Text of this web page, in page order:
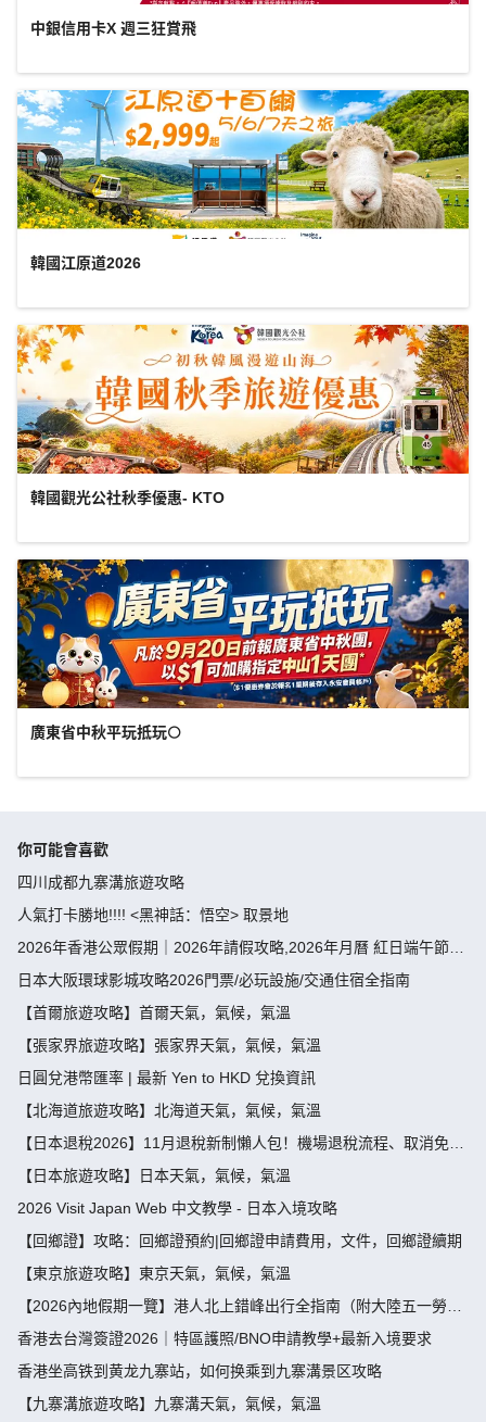
中銀信用卡X 週三狂賞飛
韓國江原道2026
韓國觀光公社秋季優惠- KTO
廣東省中秋平玩抵玩🌕
你可能會喜歡
四川成都九寨溝旅遊攻略
人氣打卡勝地!!!! <黑神話：悟空> 取景地
2026年香港公眾假期｜2026年請假攻略,2026年月曆 紅日端午節請
假攻略請4放9-public holiday 2026
日本大阪環球影城攻略2026門票/必玩設施/交通住宿全指南
【首爾旅遊攻略】首爾天氣，氣候，氣溫
【張家界旅遊攻略】張家界天氣，氣候，氣溫
日圓兌港幣匯率 | 最新 Yen to HKD 兌換資訊
【北海道旅遊攻略】北海道天氣，氣候，氣溫
【日本退稅2026】11月退稅新制懶人包！機場退稅流程、取消免稅
袋及限額全攻略 - 永安旅遊
【日本旅遊攻略】日本天氣，氣候，氣溫
2026 Visit Japan Web 中文教學 - 日本入境攻略
【回鄉證】攻略：回鄉證預約|回鄉證申請費用，文件，回鄉證續期
【東京旅遊攻略】東京天氣，氣候，氣溫
【2026內地假期一覽】港人北上錯峰出行全指南（附大陸五一勞動
節，端午節假期攻略）
香港去台灣簽證2026｜特區護照/BNO申請教學+最新入境要求
香港坐高铁到黄龙九寨站，如何换乘到九寨溝景区攻略
【九寨溝旅遊攻略】九寨溝天氣，氣候，氣溫